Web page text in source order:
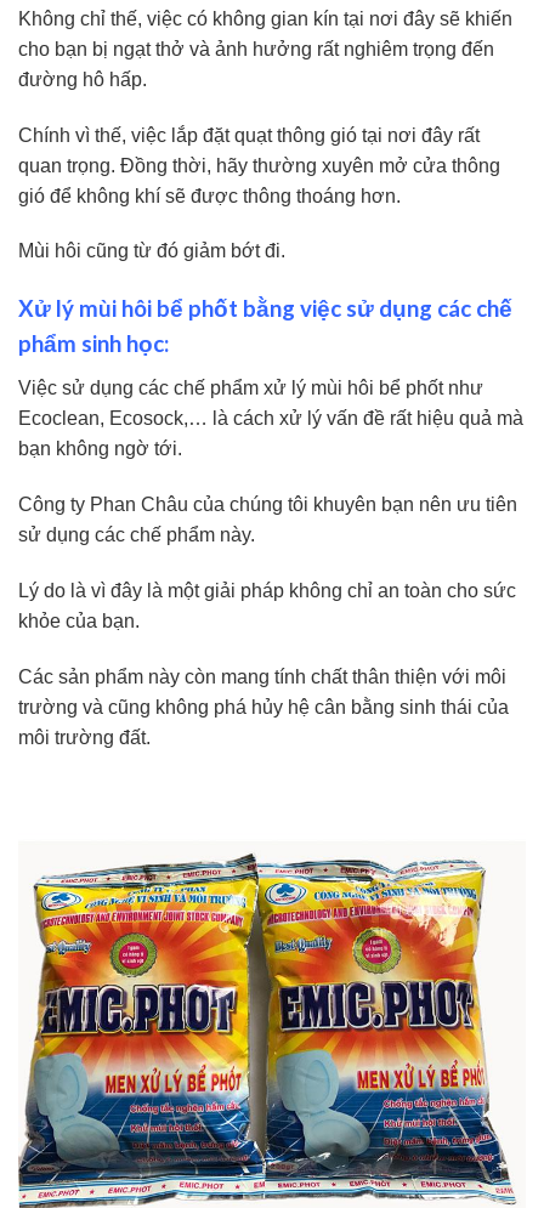
Không chỉ thế, việc có không gian kín tại nơi đây sẽ khiến
cho bạn bị ngạt thở và ảnh hưởng rất nghiêm trọng đến
đường hô hấp.
Chính vì thế, việc lắp đặt quạt thông gió tại nơi đây rất
quan trọng. Đồng thời, hãy thường xuyên mở cửa thông
gió để không khí sẽ được thông thoáng hơn.
Mùi hôi cũng từ đó giảm bớt đi.
Xử lý mùi hôi bể phốt bằng việc sử dụng các chế
phẩm sinh học:
Việc sử dụng các chế phẩm xử lý mùi hôi bể phốt như
Ecoclean, Ecosock,… là cách xử lý vấn đề rất hiệu quả mà
bạn không ngờ tới.
Công ty Phan Châu của chúng tôi khuyên bạn nên ưu tiên
sử dụng các chế phẩm này.
Lý do là vì đây là một giải pháp không chỉ an toàn cho sức
khỏe của bạn.
Các sản phẩm này còn mang tính chất thân thiện với môi
trường và cũng không phá hủy hệ cân bằng sinh thái của
môi trường đất.